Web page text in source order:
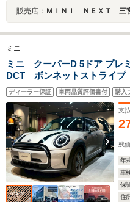
販売店： ＭＩＮＩ ＮＥＸＴ 三
ミニ
ミニ クーパーD 5ドア プレ
DCT ボンネットストライ
ディーラー保証 車両品質評価書付 購入
支
残
年
車
保
住